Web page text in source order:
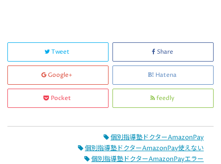
Tweet Share
Google+ Hatena
Pocket feedly
個別指導塾ドクターAmazonPay
個別指導塾ドクターAmazonPay使えない
個別指導塾ドクターAmazonPayエラー